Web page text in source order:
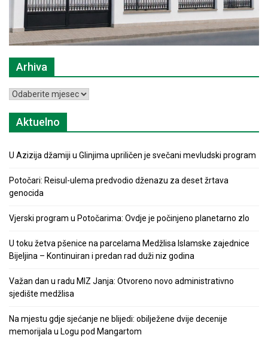
Arhiva
Arhiva
Aktuelno
U Azizija džamiji u Glinjima upriličen je svečani mevludski program
Potočari: Reisul-ulema predvodio dženazu za deset žrtava
genocida
Vjerski program u Potočarima: Ovdje je počinjeno planetarno zlo
U toku žetva pšenice na parcelama Medžlisa Islamske zajednice
Bijeljina – Kontinuiran i predan rad duži niz godina
Važan dan u radu MIZ Janja: Otvoreno novo administrativno
sjedište medžlisa
Na mjestu gdje sjećanje ne blijedi: obilježene dvije decenije
memorijala u Logu pod Mangartom